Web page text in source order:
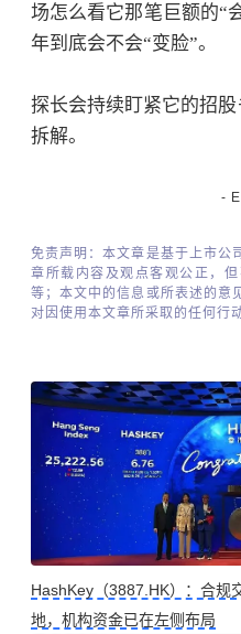
场怎么看它那笔巨额的“
年到底会不会“变脸”。
探长会持续盯紧它的招
拆解。
-
免责声明：本文章是基于上市公
章所载内容及观点客观公正，
等；本文中的信息或所表述的意
对因使用本文章所采取的任何行
HashKey（3887.HK）：合规
地，机构资金已在左侧布局